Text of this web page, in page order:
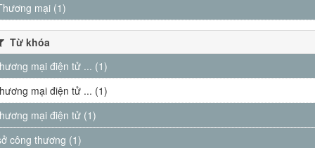
mại (1)
Từ khóa
mại điện tử ... (1)
mại điện tử ... (1)
mại điện tử (1)
công thương (1)